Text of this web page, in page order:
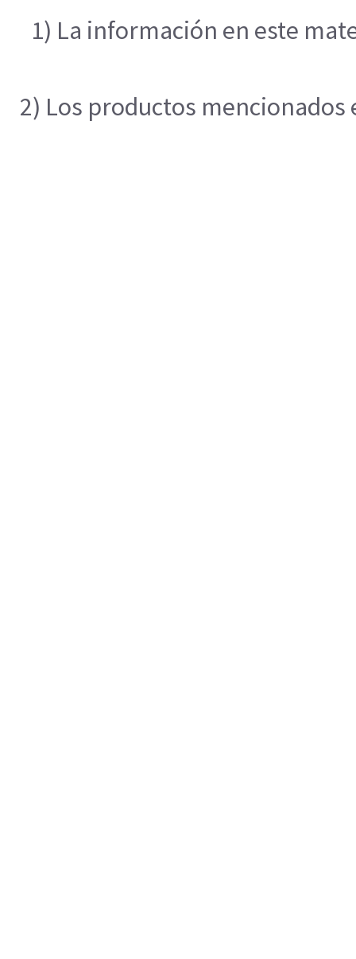
1) La información en este
2) Los productos